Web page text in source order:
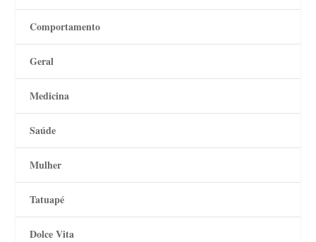
Comportamento
Geral
Medicina
Saúde
Mulher
Tatuapé
Dolce Vita